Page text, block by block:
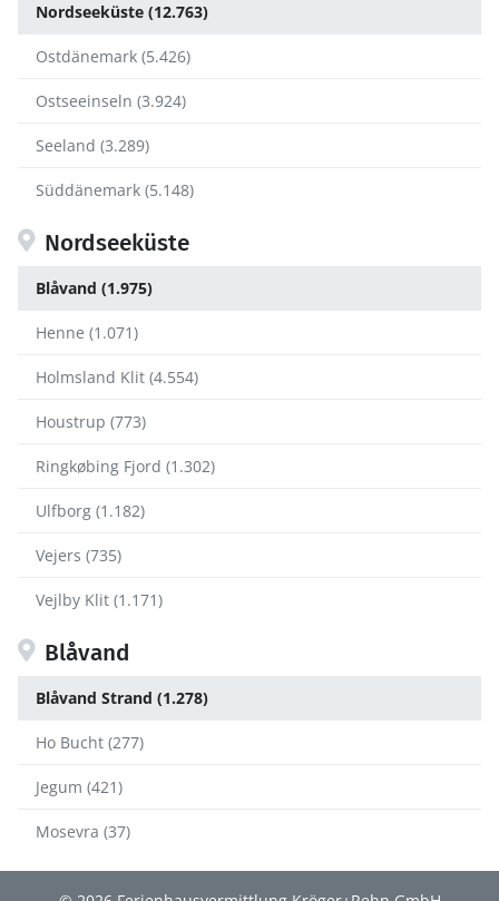
Nordseeküste (12.763)
Ostdänemark (5.426)
Ostseeinseln (3.924)
Seeland (3.289)
Süddänemark (5.148)
Nordseeküste
Blåvand (1.975)
Henne (1.071)
Holmsland Klit (4.554)
Houstrup (773)
Ringkøbing Fjord (1.302)
Ulfborg (1.182)
Vejers (735)
Vejlby Klit (1.171)
Blåvand
Blåvand Strand (1.278)
Ho Bucht (277)
Jegum (421)
Mosevra (37)